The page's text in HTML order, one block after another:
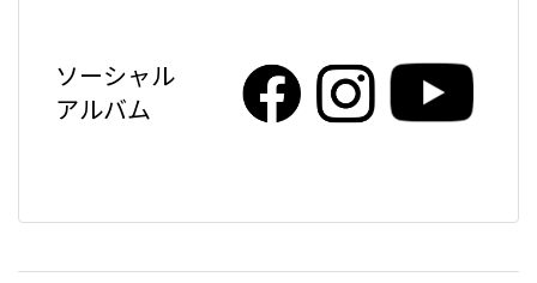
ソーシャル
アルバム